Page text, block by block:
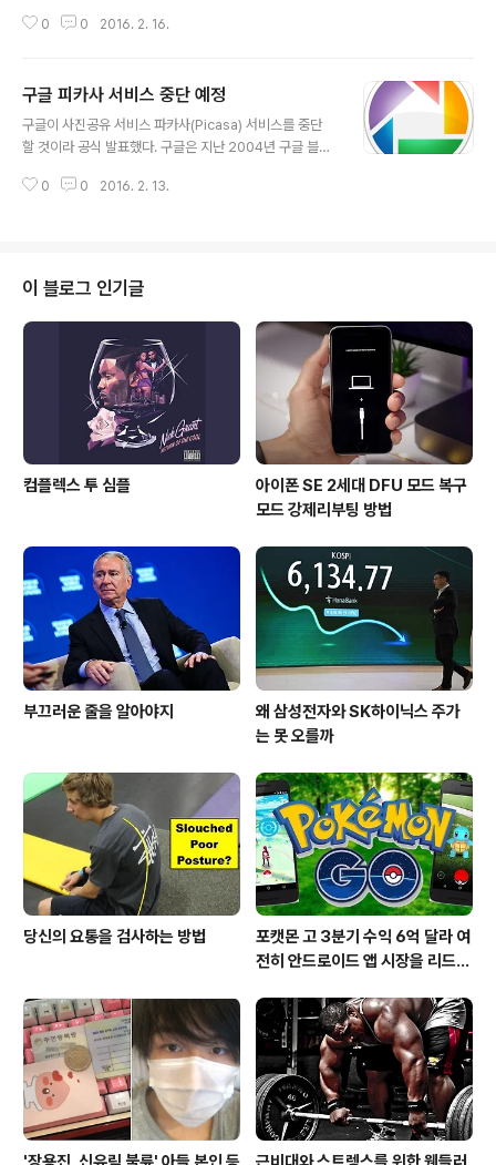
에 관한 관점을 어떻게 보고 있는지를 암시할 뿐만 아니라
2가지 버전의 곡조로 연주를 한다. 하나는 모든 피아노들
의 일반적인 다양한 키들이고, 다른 하나는 구글 양식의 특
별한 스페셜 피아노를 통한 동일한 키의 연주다. "피아노는
그것들이 모두 같다면 어떨까? 찾아보라, 우리는 피아노를
0 0 2016. 2. 16.
구글 피카사 서비스 중단 예정
구글이 사진공유 서비스 파카사(Picasa) 서비스를 중단
할 것이라 공식 발표했다. 구글은 지난 2004년 구글 블로
후 소셜 네트워크 서비스인 구글 플러스를 출시, 이후 사진
쓸 수 없다. 그러나 기존에 업로드 해둔 이미지들에 관하여
는 '보기 및 다운로드가 가능' 하도록 할 것이라 전했다. 이
는 티스토리나 네이버와 같은 국내 블로그들의 경우 이미
지와 동영상 서버 비용이 무료이지만 해외 블로그 서비스
및 서버 기반 매체들은 동영상과 이미지 용량당 비용을 추
가해야 한다. 그래서, ..
0 0 2016. 2. 13.
이 블로그 인기글
컴플렉스 투 심플
아이폰 SE 2세대 DFU 모드 복구
모드 강제리부팅 방법
부끄러운 줄을 알아야지
왜 삼성전자와 SK하이닉스 주가
는 못 오를까
당신의 요통을 검사하는 방법
포캣몬 고 3분기 수익 6억 달라 여
전히 안드로이드 앱 시장을 리드